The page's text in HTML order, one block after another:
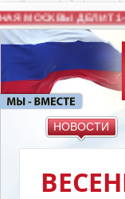
МОСКВЫ ДЕЛИТ 1-3
НОВОСТИ